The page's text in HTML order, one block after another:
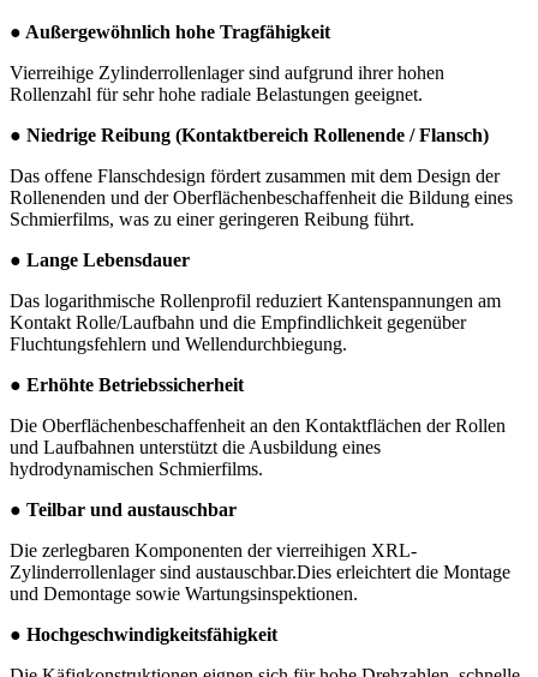
● Außergewöhnlich hohe Tragfähigkeit
Vierreihige Zylinderrollenlager sind aufgrund ihrer hohen
Rollenzahl für sehr hohe radiale Belastungen geeignet.
● Niedrige Reibung (Kontaktbereich Rollenende / Flansch)
Das offene Flanschdesign fördert zusammen mit dem Design der
Rollenenden und der Oberflächenbeschaffenheit die Bildung eines
Schmierfilms, was zu einer geringeren Reibung führt.
● Lange Lebensdauer
Das logarithmische Rollenprofil reduziert Kantenspannungen am
Kontakt Rolle/Laufbahn und die Empfindlichkeit gegenüber
Fluchtungsfehlern und Wellendurchbiegung.
● Erhöhte Betriebssicherheit
Die Oberflächenbeschaffenheit an den Kontaktflächen der Rollen
und Laufbahnen unterstützt die Ausbildung eines
hydrodynamischen Schmierfilms.
● Teilbar und austauschbar
Die zerlegbaren Komponenten der vierreihigen XRL-
Zylinderrollenlager sind austauschbar.Dies erleichtert die Montage
und Demontage sowie Wartungsinspektionen.
● Hochgeschwindigkeitsfähigkeit